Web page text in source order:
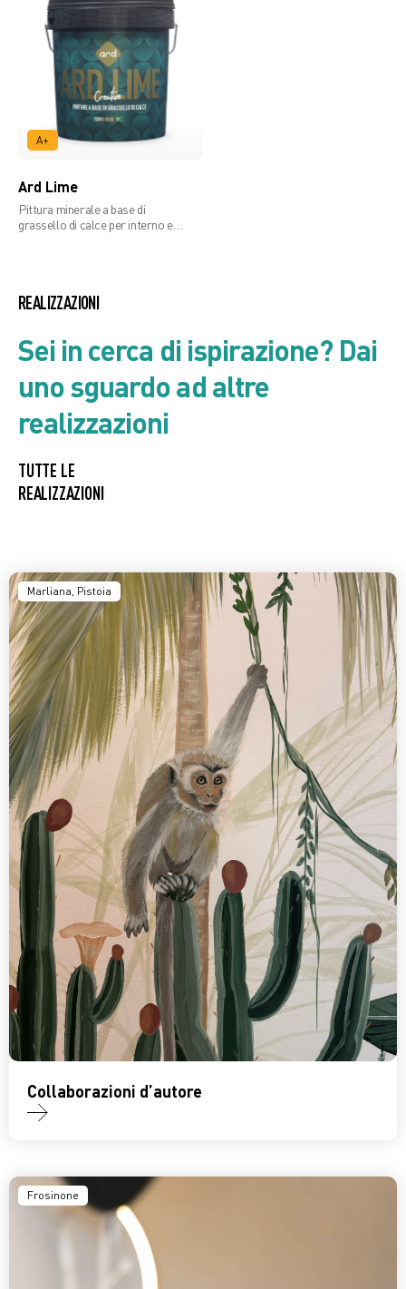
A+
Ard Lime
Pittura minerale a base di
grassello di calce per interno ed
REALIZZAZIONI
Sei in cerca di ispirazione? Dai
uno sguardo ad altre
realizzazioni
TUTTE LE
REALIZZAZIONI
Marliana, Pistoia
Collaborazioni d’autore
Frosinone